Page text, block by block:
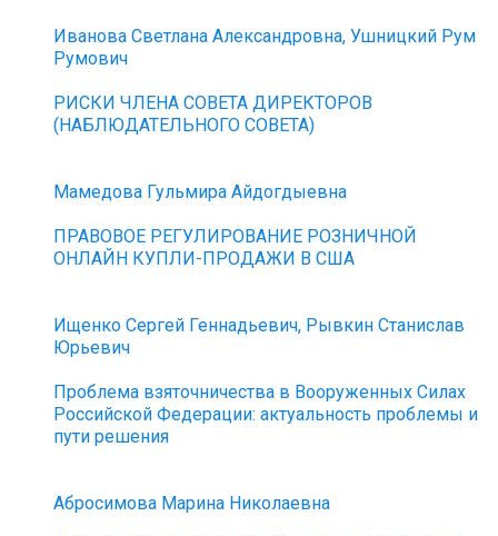
Иванова Светлана Александровна, Ушницкий Рум
Румович
РИСКИ ЧЛЕНА СОВЕТА ДИРЕКТОРОВ
(НАБЛЮДАТЕЛЬНОГО СОВЕТА)
Мамедова Гульмира Айдогдыевна
ПРАВОВОЕ РЕГУЛИРОВАНИЕ РОЗНИЧНОЙ
ОНЛАЙН КУПЛИ-ПРОДАЖИ В США
Ищенко Сергей Геннадьевич, Рывкин Станислав
Юрьевич
Проблема взяточничества в Вооруженных Силах
Российской Федерации: актуальность проблемы и
пути решения
Абросимова Марина Николаевна